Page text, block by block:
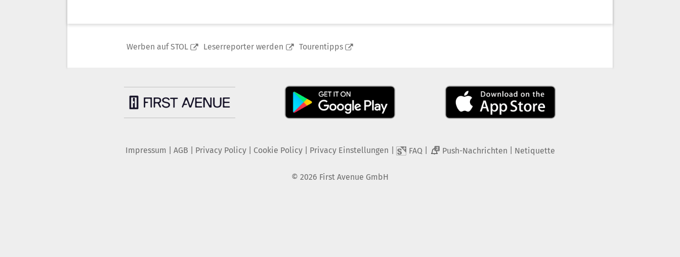
Werben auf STOL Leserreporter werden Tourentipps
Impressum AGB Privacy Policy| Cookie Policy| Privacy Einstellungen FAQ 2 Push-Nachrichten Netiquette
© 2026 First Avenue GmbH